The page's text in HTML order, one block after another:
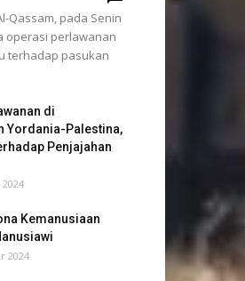
Qassam, pada Senin
operasi perlawanan
terhadap pasukan
di
Yordania-Palestina,
Penjajahan
Kemanusiaan
2024